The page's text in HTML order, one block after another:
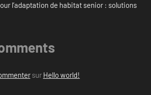
l’adaptation de habitat senior : solutions
sur Hello world!